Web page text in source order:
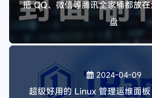
把 QQ、微信等腾讯全家桶都放
盘
2024-04-09
超级好用的 Linux 管理运维面